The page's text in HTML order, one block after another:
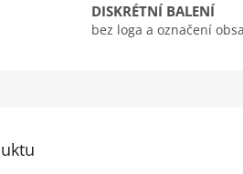
DISKRÉTNÍ BALENÍ
bez loga a označení